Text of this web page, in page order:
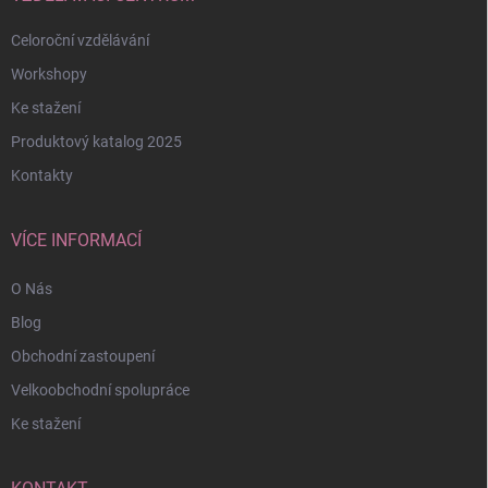
Celoroční vzdělávání
Workshopy
Ke stažení
Produktový katalog 2025
Kontakty
VÍCE INFORMACÍ
O Nás
Blog
Obchodní zastoupení
Velkoobchodní spolupráce
Ke stažení